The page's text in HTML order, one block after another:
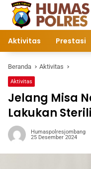
Langsung
konten
Aktivitas Prestasi
Beranda Aktivitas
Aktivitas
Jelang Misa
Lakukan
Humaspolresjombang
25 Desember 2024